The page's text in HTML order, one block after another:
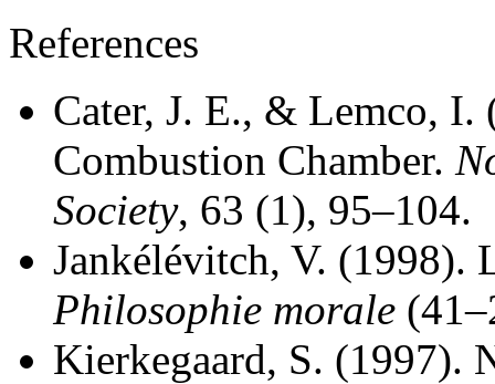
References
Cater, J. E., & Lemco, I.
Combustion Chamber.
Society, 63 (1), 95–104.
Jankélévitch, V. (1998).
Philosophie morale
Kierkegaard, S. (1997).